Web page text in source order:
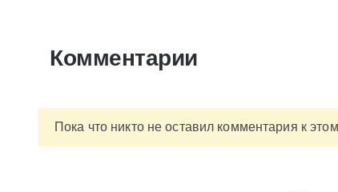
Комментарии
Пока что никто не оставил комментария к